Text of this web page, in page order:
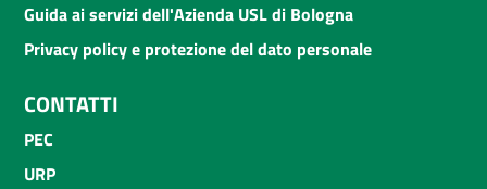
Guida ai servizi dell'Azienda USL di Bologna
Privacy policy e protezione del dato personale
CONTATTI
PEC
URP